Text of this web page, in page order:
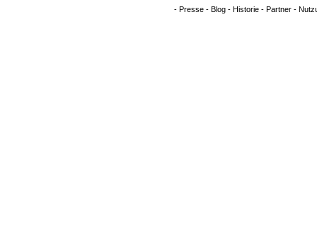
- Presse- Blog- Historie- Partner-